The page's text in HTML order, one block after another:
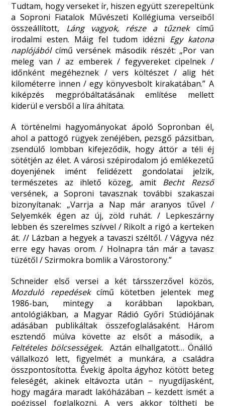
Tudtam, hogy verseket ír, hiszen együtt szerepeltünk
a Soproni Fiatalok Művészeti Kollégiuma verseiből
összeállított, Láng vagyok, része a tűznekcímű
irodalmi esten. Máig fel tudom idézni Egy katona
naplójából című versének második részét: „Por van
meleg van / az emberek / fegyvereket cipelnek /
időnként megéheznek / vers költészet / alig hét
kilométerre innen / egy könyvesbolt kirakatában.” A
kiképzés megpróbáltatásának említése mellett
kiderül e versből a líra áhítata.
A történelmi hagyományokat ápoló Sopronban él,
ahol a pattogó rügyek zenéjében, pezsgő pázsitban,
zsendülő lombban kifejeződik, hogy áttör a téli éj
sötétjén az élet. A városi szépirodalom jó emlékezetű
doyenjének imént felidézett gondolatai jelzik,
természetes az ihlető közeg, amit Becht Rezső
versének, a Soproni tavasznak további szakaszai
bizonyítanak: „Varrja a Nap már aranyos tűvel /
Selyemkék égen az új, zöld ruhát. / Lepkeszárny
lebben és szerelmes szívvel / Rikolt a rigó a kerteken
át. // Lázban a hegyek a tavaszi széltől. / Vágyva néz
erre egy havas orom. / Holnapra tán már a tavasz
tüzétől / Szirmokra bomlik a Várostorony.”
Schneider első versei a két társszerzővel közös,
Mozduló repedésekcímű kötetben jelentek meg
1986-ban, mintegy a korábban lapokban,
antológiákban, a Magyar Rádió Győri Stúdiójának
adásában publikáltak összefoglalásaként. Három
esztendő múlva követte az elsőt a második, a
Feltételes bölcsességek.
Aztán elhallgatott… Önálló
vállalkozó lett, figyelmét a munkára, a családra
összpontosította. Évekig ápolta ágyhoz kötött beteg
feleségét, akinek eltávozta után − nyugdíjasként,
hogy magára maradt lakóházában – kezdett ismét a
poézissel foglalkozni. A vers akkor töltheti be